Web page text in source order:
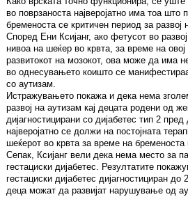
во поврзаноста најверојатно има тоа што
бременоста се критичен период за развој
Според Ени Ксијанг, ако фетусот во
нивоа на шеќер во крвта, за време на
развитокот на мозокот, ова може да има
во однесувањето коишто се
со аутизам.
Истражувањето покажа и дека нема
развој на аутизам кај децата родени од
дијагностицирани со дијабетес тип 2
најверојатно се должи на постојната
шеќерот во крвта за време на бременоста
Сепак, Ксијанг вели дека нема место за
гестациски дијабетес. Резултатите
гестациски дијабетес дијагностициран
деца можат да развијат нарушување од